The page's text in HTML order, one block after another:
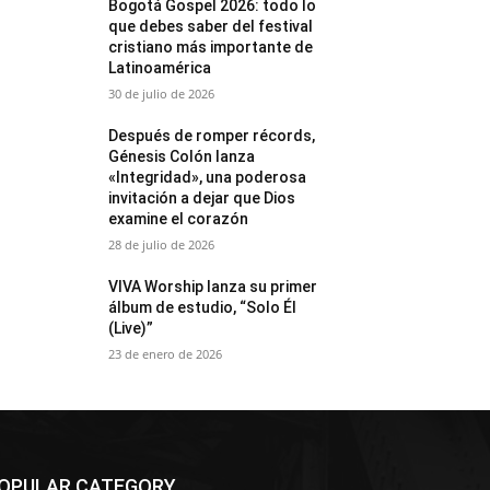
Bogotá Gospel 2026: todo lo
que debes saber del festival
cristiano más importante de
Latinoamérica
30 de julio de 2026
Después de romper récords,
Génesis Colón lanza
«Integridad», una poderosa
invitación a dejar que Dios
examine el corazón
28 de julio de 2026
VIVA Worship lanza su primer
álbum de estudio, “Solo Él
(Live)”
23 de enero de 2026